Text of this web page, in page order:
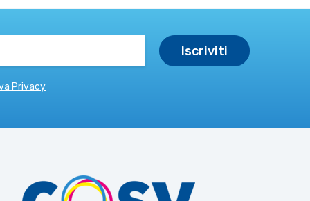
Privacy